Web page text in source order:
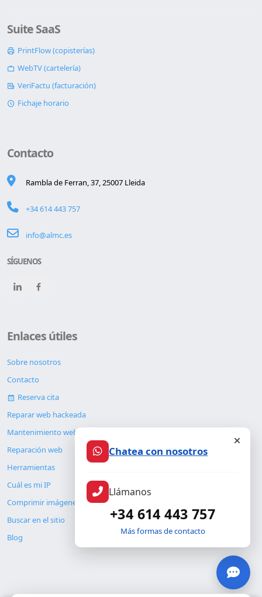
Suite SaaS
PrintFlow (copisterías)
WebTV (cartelería)
VeriFactu (facturación)
Fichaje horario
Contacto
Rambla de Ferran, 37, 25007 Lleida
+34 614 443 757
info@almc.es
SÍGUENOS
Enlaces útiles
Sobre nosotros
Contacto
Reserva cita
Reparar web hackeada
Mantenimiento web
Reparación web
Herramientas
Cuál es mi IP
Comprimir imágenes
Buscar en el sitio
Blog
Chatea con nosotros
Llámanos
+34 614 443 757
Más formas de contacto